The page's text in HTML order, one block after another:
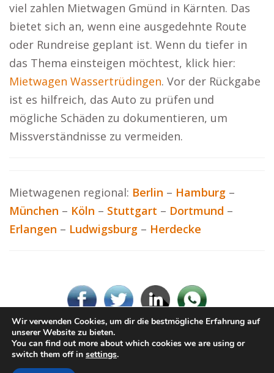
viel zahlen Mietwagen Gmünd in Kärnten. Das
bietet sich an, wenn eine ausgedehnte Route
oder Rundreise geplant ist. Wenn du tiefer in
das Thema einsteigen möchtest, klick hier:
Mietwagen Wassertrüdingen. Vor der Rückgabe
ist es hilfreich, das Auto zu prüfen und
mögliche Schäden zu dokumentieren, um
Missverständnisse zu vermeiden.
Mietwagenen regional: Berlin – Hamburg –
München – Köln – Stuttgart – Dortmund –
Erlangen – Ludwigsburg – Herdecke
© Hey-Mietwagen.de
Wir verwenden Cookies, um dir die bestmögliche Erfahrung auf
unserer Website zu bieten.
You can find out more about which cookies we are using or
switch them off in settings.